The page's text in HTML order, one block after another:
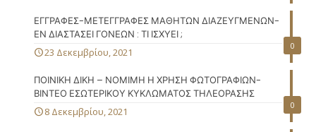
0
ΕΓΓΡΑΦΕΣ-ΜΕΤΕΓΓΡΑΦΕΣ ΜΑΘΗΤΩΝ ΔΙΑΖΕΥΓΜΕΝΩΝ-
ΕΝ ΔΙΑΣΤΑΣΕΙ ΓΟΝΕΩΝ : ΤΙ ΙΣΧΥΕΙ ;
23 Δεκεμβρίου, 2021
0
ΠΟΙΝΙΚΗ ΔΙΚΗ – ΝΟΜΙΜΗ Η ΧΡΗΣΗ ΦΩΤΟΓΡΑΦΙΩΝ-
ΒΙΝΤΕΟ ΕΣΩΤΕΡΙΚΟΥ ΚΥΚΛΩΜΑΤΟΣ ΤΗΛΕΟΡΑΣΗΣ
8 Δεκεμβρίου, 2021